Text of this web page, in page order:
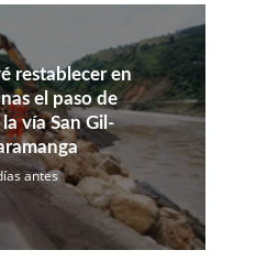
restablecer en
el paso de
vía San Gil-
antes